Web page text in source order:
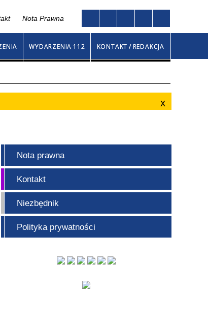
Nota Prawna
WYDARZENIA 112 KONTAKT / REDAKCJA
Nota prawna
Kontakt
Niezbędnik
Polityka prywatności